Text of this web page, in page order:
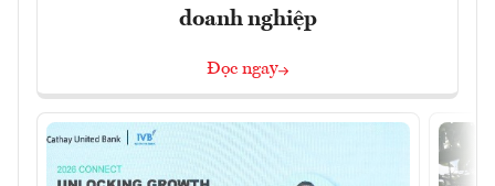
doanh nghiệp
Đọc ngay